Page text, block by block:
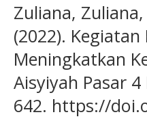
Zuliana,
(2022).
Meningkatkan
Aisyiyah Pasar
642. https://